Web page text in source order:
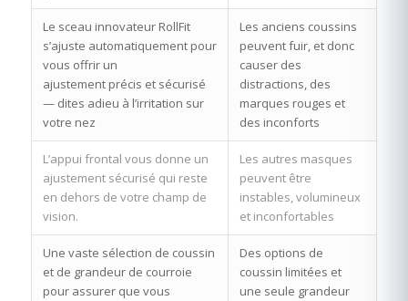
Le sceau innovateur RollFit
s’ajuste automatiquement pour
vous offrir un
ajustement précis et sécurisé
— dites adieu à l’irritation sur
votre nez
Les anciens coussins
peuvent fuir, et donc
causer des
distractions, des
marques rouges et
des inconforts
L’appui frontal vous donne un
ajustement sécurisé qui reste
en dehors de votre champ de
vision.
Les autres masques
peuvent être
instables, volumineux
et inconfortables
Une vaste sélection de coussin
et de grandeur de courroie
pour assurer que vous
Des options de
coussin limitées et
une seule grandeur